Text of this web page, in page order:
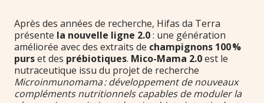
Après des années de recherche, Hifas da Terra
présente la nouvelle ligne 2.0: une génération
améliorée avec des extraits de champignons 100 %
purset des prébiotiques. Mico-Mama 2.0est le
nutraceutique issu du projet de recherche
Microinmunomama : développement de nouveaux
compléments nutritionnels capables de moduler la